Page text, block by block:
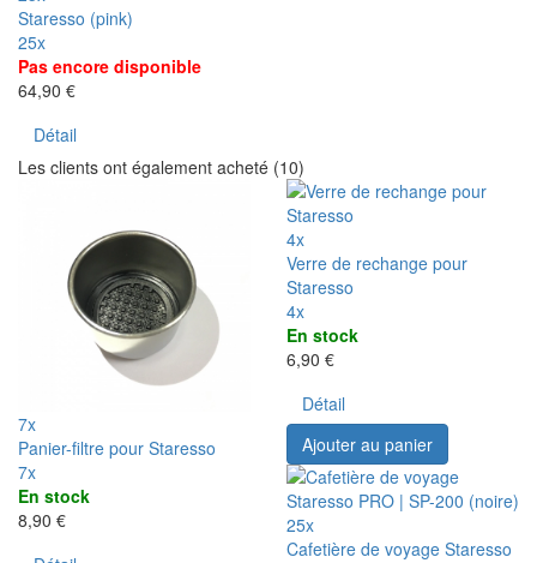
Staresso (pink)
25x
Pas encore disponible
64,90 €
Détail
Les clients ont également acheté (10)
7x
Panier-filtre pour Staresso
7x
En stock
8,90 €
4x
Verre de rechange pour
Staresso
4x
En stock
6,90 €
Détail
Ajouter au panier
25x
Cafetière de voyage Staresso